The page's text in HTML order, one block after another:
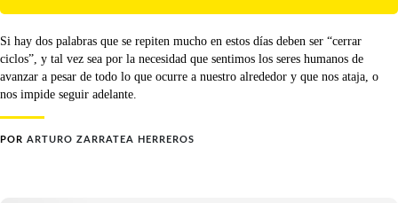
Si hay dos palabras que se repiten mucho en estos días deben ser “cerrar
ciclos”, y tal vez sea por la necesidad que sentimos los seres humanos de
avanzar a pesar de todo lo que ocurre a nuestro alrededor y que nos ataja, o
nos impide seguir adelante.
POR ARTURO ZARRATEA HERREROS